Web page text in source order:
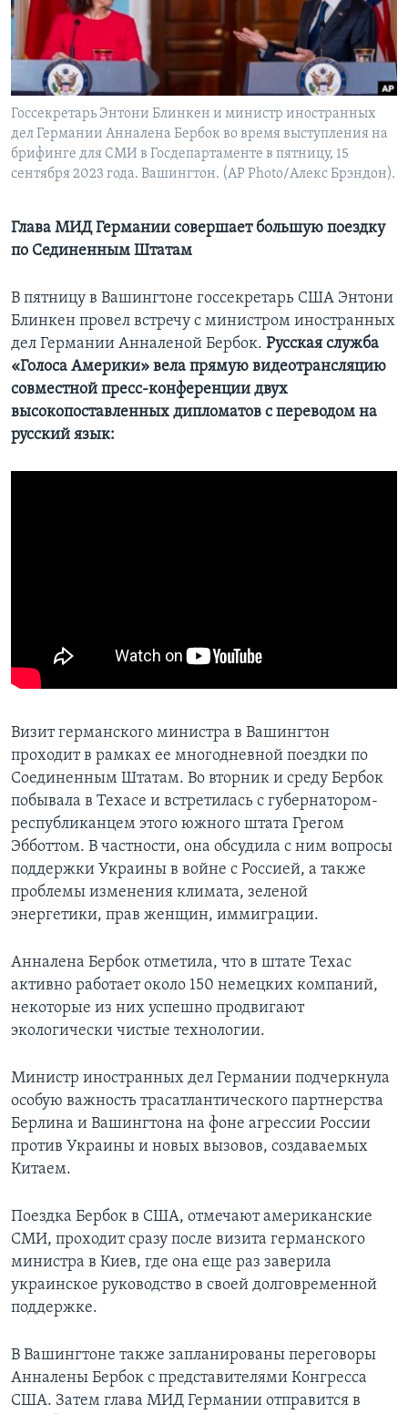
Learning English
СОЦИАЛЬНЫЕ СЕТИ
Языки
Госсекретарь Энтони Блинкен и министр иностранных
дел Германии Анналена Бербок во время выступления на
брифинге для СМИ в Госдепартаменте в пятницу, 15
сентября 2023 года. Вашингтон. (AP Photo/Алекс Брэндон).
Глава МИД Германии совершает большую поездку
по Сединенным Штатам
В пятницу в Вашингтоне госсекретарь США Энтони
Блинкен провел встречу с министром иностранных
дел Германии Анналеной Бербок. Русская служба
«Голоса Америки» вела прямую видеотрансляцию
совместной пресс-конференции двух
высокопоставленных дипломатов с переводом на
русский язык:
Визит германского министра в Вашингтон
проходит в рамках ее многодневной поездки по
Соединенным Штатам. Во вторник и среду Бербок
побывала в Техасе и встретилась с губернатором-
республиканцем этого южного штата Грегом
Эбботтом. В частности, она обсудила с ним вопросы
поддержки Украины в войне с Россией, а также
проблемы изменения климата, зеленой
энергетики, прав женщин, иммиграции.
Анналена Бербок отметила, что в штате Техас
активно работает около 150 немецких компаний,
некоторые из них успешно продвигают
экологически чистые технологии.
Министр иностранных дел Германии подчеркнула
особую важность трасатлантического партнерства
Берлина и Вашингтона на фоне агрессии России
против Украины и новых вызовов, создаваемых
Китаем.
Поездка Бербок в США, отмечают американские
СМИ, проходит сразу после визита германского
министра в Киев, где она еще раз заверила
украинское руководство в своей долговременной
поддержке.
В Вашингтоне также запланированы переговоры
Анналены Бербок с представителями Конгресса
США. Затем глава МИД Германии отправится в